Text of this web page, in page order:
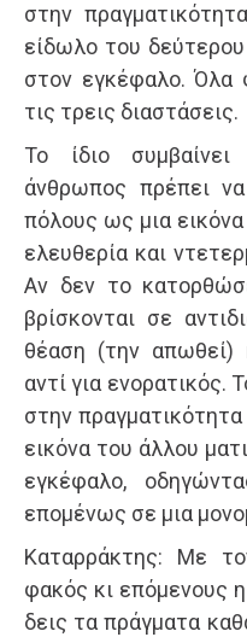
στην
είδωλο του
στον εγκέφαλο. Όλα
τις τρεις διαστάσεις.
Το ίδιο
άνθρωπος πρέπει
πόλους ως μια
ελευθερία και
Αν δεν το
βρίσκονται σε
θέαση (την απωθεί)
αντί για ενορατικός.
στην
εικόνα του άλλου
εγκέφαλο,
επομένως σε μια
Καταρράκτης: Με
φακός κι επόμενους
δεις τα πράγματα